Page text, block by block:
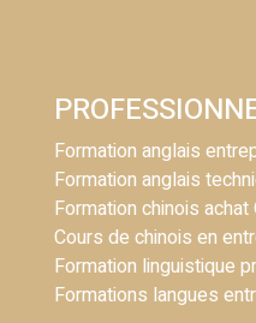
Formation anglais
Formation anglais
Formation chinois achat
Cours de chinois en
Formation linguistique
Formations langues